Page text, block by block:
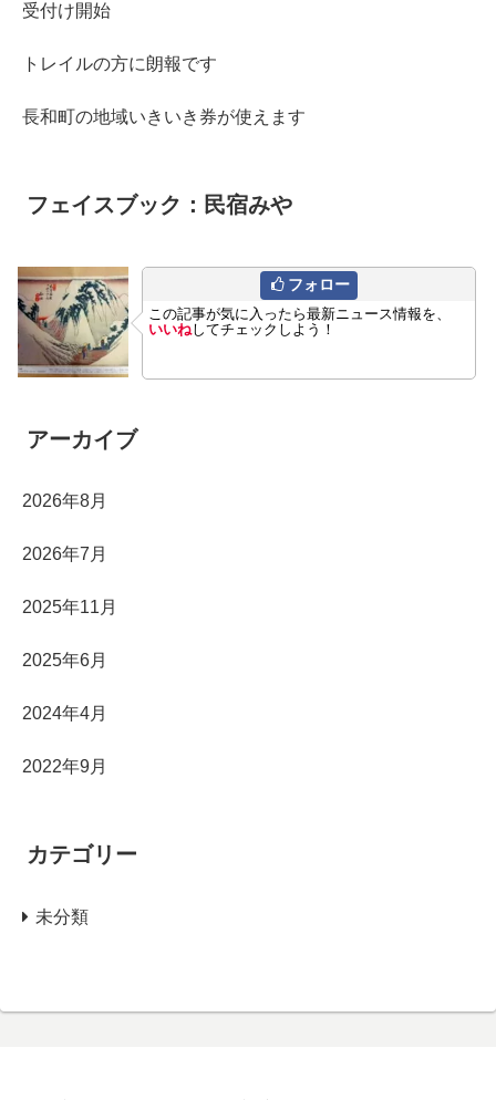
受付け開始
トレイルの方に朗報です
長和町の地域いきいき券が使えます
フェイスブック：民宿みや
フォロー
この記事が気に入ったら最新ニュース情報を、
いいねしてチェックしよう！
アーカイブ
2026年8月
2026年7月
2025年11月
2025年6月
2024年4月
2022年9月
カテゴリー
未分類